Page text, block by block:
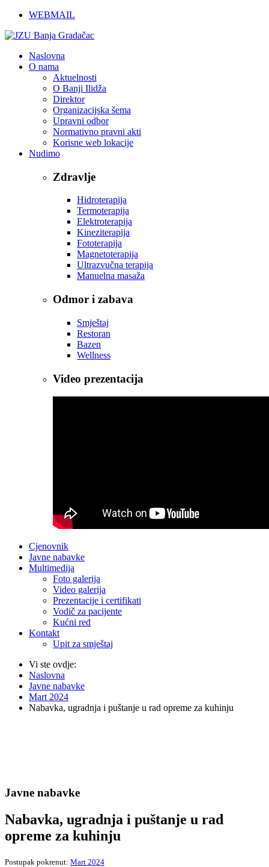
WEBMAIL
Naslovna
O nama
Aktuelnosti
O Banji Ilidža
Direktor
Organizacijska šema
Upravni odbor
Normativno pravni akti
Korisne web lokacije
Nudimo
Zdravlje
Hidroterapija
Termoterapija
Elektroterapija
Kineziterapija
Fototerapija
Magnetoterapija
Ultrazvučna terapija
Manuelna masaža
Odmor i zabava
Smještaj
Restoran
Bazen
Wellness
Video prezentacija
Cjenovnik
Javne nabavke
Multimedija
Foto galerija
Video galerija
Prezentacije i certifikati
Vodič za pacijente
Kućni red
Kontakt
Upit za smještaj
Vi ste ovdje:
Naslovna
Javne nabavke
Mart 2024
Nabavka, ugradnja i puštanje u rad opreme za kuhinju
Javne nabavke
Nabavka, ugradnja i puštanje u rad
opreme za kuhinju
Postupak pokrenut: Mart 2024